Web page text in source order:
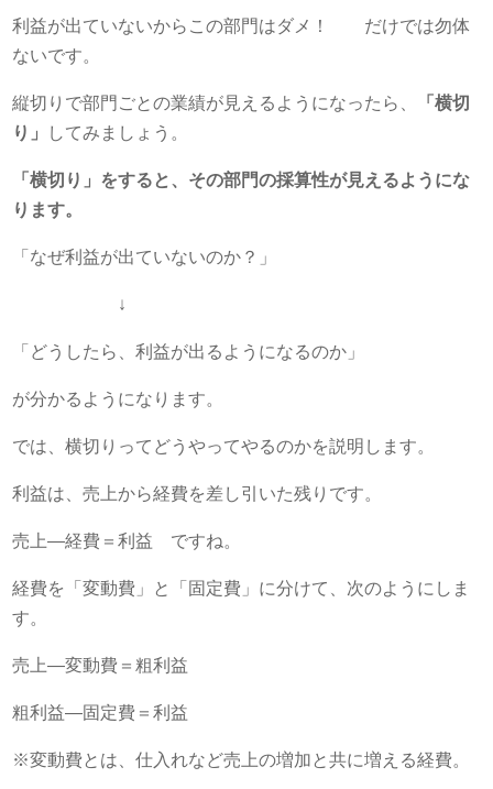
利益が出ていないからこの部門はダメ！ だけでは勿体
ないです。
縦切りで部門ごとの業績が見えるようになったら、
「横切
り」
してみましょう。
「横切り」をすると、その部門の採算性が見えるようにな
ります。
「なぜ利益が出ていないのか？」
↓
「どうしたら、利益が出るようになるのか」
が分かるようになります。
では、横切りってどうやってやるのかを説明します。
利益は、売上から経費を差し引いた残りです。
売上―経費＝利益 ですね。
経費を「変動費」と「固定費」に分けて、次のようにしま
す。
売上―変動費＝粗利益
粗利益―固定費＝利益
※変動費とは、仕入れなど売上の増加と共に増える経費。